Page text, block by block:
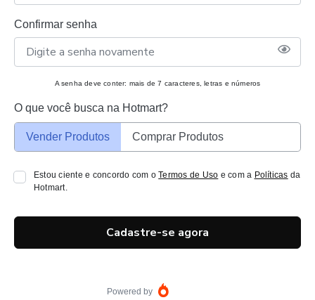
Confirmar senha
A senha deve conter: mais de 7 caracteres, letras e números
O que você busca na Hotmart?
Vender Produtos Comprar Produtos
Estou ciente e concordo com oTermos de Uso e com a Políticas da
Hotmart.
Cadastre-se agora
Powered by